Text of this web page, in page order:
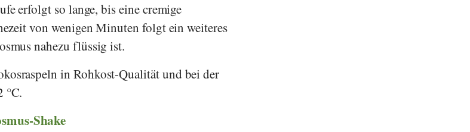
erfolgt so lange, bis eine cremige
von wenigen Minuten folgt ein weiteres
nahezu flüssig ist.
in Rohkost-Qualität und bei der
°C.
Shake